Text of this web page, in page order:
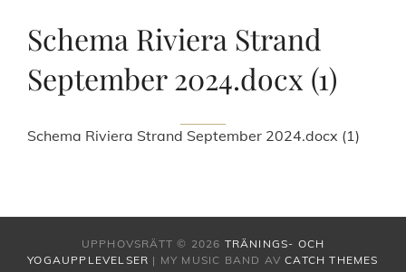
Schema Riviera Strand
September 2024.docx (1)
Schema Riviera Strand September 2024.docx (1)
UPPHOVSRÄTT © 2026 TRÄNINGS- OCH
YOGAUPPLEVELSER | MY MUSIC BAND AVCATCH THEMES